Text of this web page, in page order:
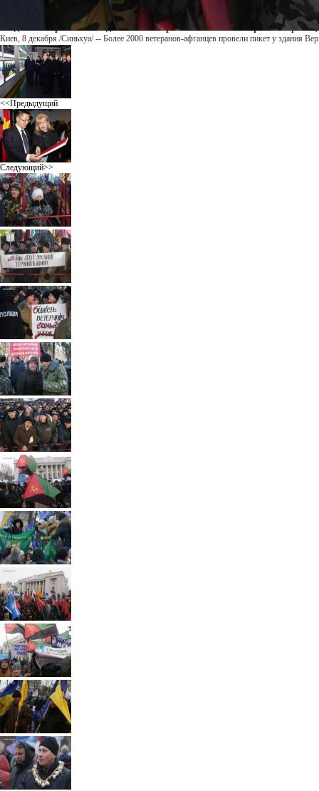
У здания Верховной Рады в Киеве прошел митинг ветеранов-
Киев, 8 декабря /Синьхуа/ -- Более 2000 ветеранов-афганцев провели пикет у здания
<<Предыдущий
Следующий>>